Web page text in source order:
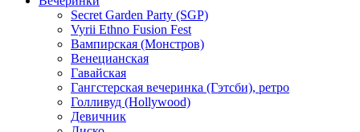
Secret Garden Party (SGP)
Vyrii Ethno Fusion Fest
Вампирская (Монстров)
Венецианская
Гавайская
Гангстерская вечеринка (Гэтсби), ретро
Голливуд (Hollywood)
Девичник